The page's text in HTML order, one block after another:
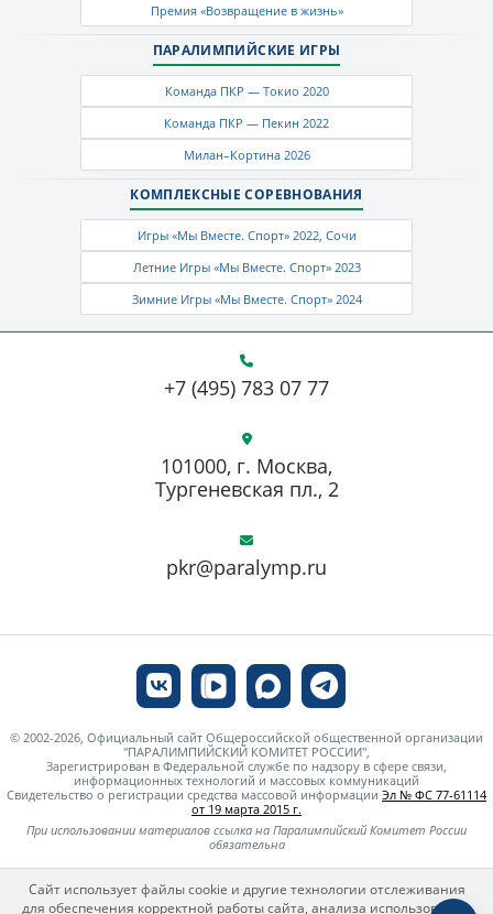
Премия «Возвращение в жизнь»
ПАРАЛИМПИЙСКИЕ ИГРЫ
Команда ПКР — Токио 2020
Команда ПКР — Пекин 2022
Милан–Кортина 2026
КОМПЛЕКСНЫЕ СОРЕВНОВАНИЯ
Игры «Мы Вместе. Спорт» 2022, Сочи
Летние Игры «Мы Вместе. Спорт» 2023
Зимние Игры «Мы Вместе. Спорт» 2024
+7 (495) 783 07 77
pkr@paralymp.ru
101000, г. Москва,
Тургеневская пл., 2
© 2002-2026, Официальный сайт Общероссийской общественной организации
"ПАРАЛИМПИЙСКИЙ КОМИТЕТ РОССИИ",
Зарегистрирован в Федеральной службе по надзору в сфере связи,
информационных технологий и массовых коммуникаций
Свидетельство о регистрации средства массовой информации Эл № ФС 77-61114
от 19 марта 2015 г.
При использовании материалов ссылка на Паралимпийский Комитет России
обязательна
Сайт использует файлы cookie и другие технологии отслеживания
для обеспечения корректной работы сайта, анализа использования